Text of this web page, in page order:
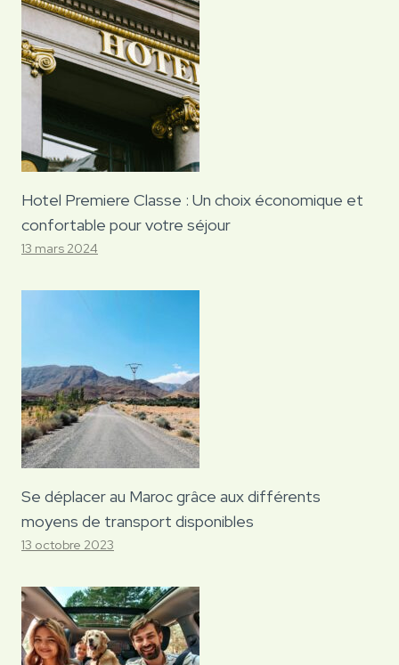
Hotel Premiere Classe : Un choix économique et
confortable pour votre séjour
13 mars 2024
Se déplacer au Maroc grâce aux différents
moyens de transport disponibles
13 octobre 2023